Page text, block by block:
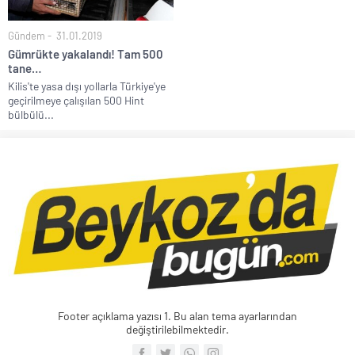
Gündem 31.01.2019
Gümrükte yakalandı! Tam 500
tane…
Kilis'te yasa dışı yollarla Türkiye'ye
geçirilmeye çalışılan 500 Hint
bülbülü...
Footer açıklama yazısı 1. Bu alan tema ayarlarından
değiştirilebilmektedir.